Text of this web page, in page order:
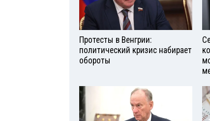
Протесты в Венгрии:
политический кризис набирает
обороты